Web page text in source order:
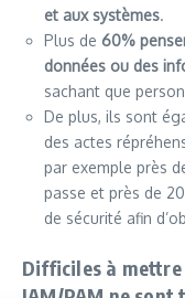
et aux systèmes.
Plus de 60%
données ou des
sachant que
De plus, ils sont
des actes
par exemple près
passe et près de
de sécurité afin
Difficiles à